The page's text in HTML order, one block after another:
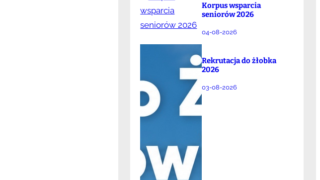
Korpus wsparcia
seniorów 2026
04-08-2026
Rekrutacja do żłobka
2026
03-08-2026